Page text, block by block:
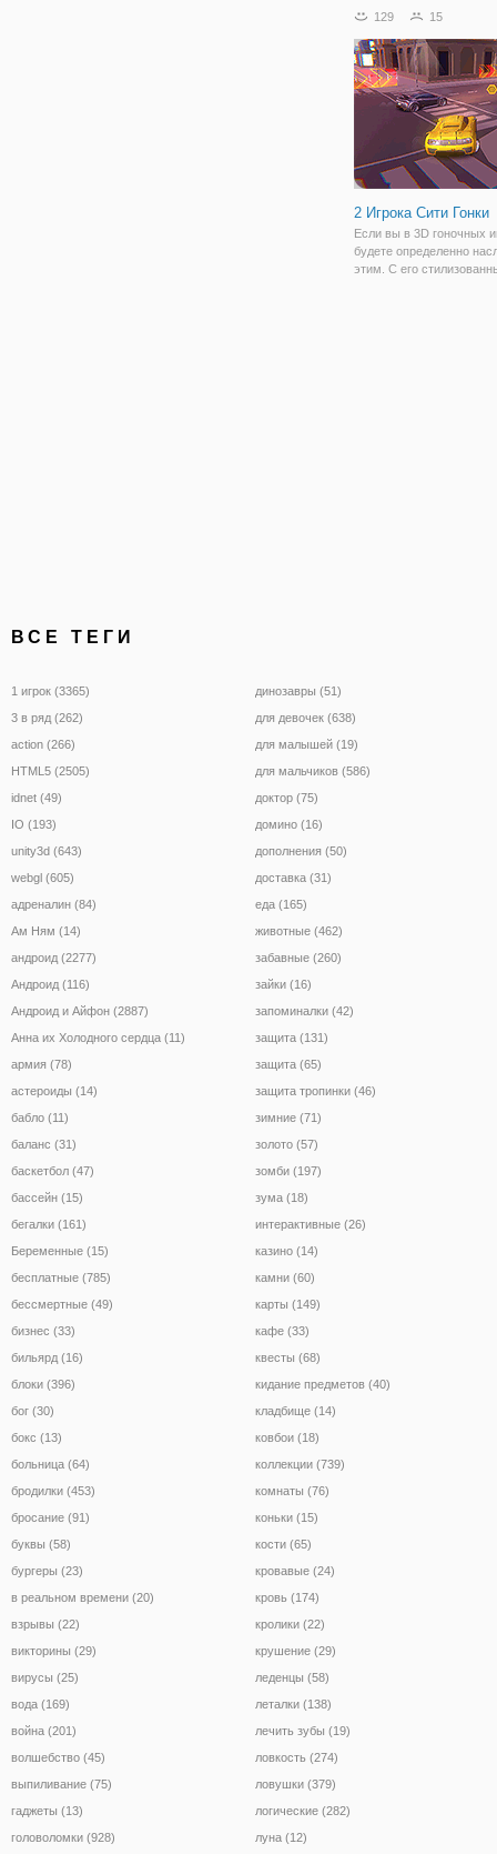
Дрифт" вы получите
впечатляет сама
разработана весьма
129 15
2 Игрока Сити Гонки
Если вы в 3D гоночных
будете определенно
этим. С его
ВСЕ ТЕГИ
1 игрок (3365)
3 в ряд (262)
action (266)
HTML5 (2505)
idnet (49)
IO (193)
unity3d (643)
webgl (605)
адреналин (84)
Ам Ням (14)
андроид (2277)
Андроид (116)
Андроид и Айфон (2887)
Анна их Холодного сердца (11)
армия (78)
астероиды (14)
бабло (11)
баланс (31)
баскетбол (47)
бассейн (15)
бегалки (161)
Беременные (15)
бесплатные (785)
бессмертные (49)
бизнес (33)
бильярд (16)
блоки (396)
бог (30)
бокс (13)
больница (64)
бродилки (453)
бросание (91)
буквы (58)
бургеры (23)
в реальном времени (20)
взрывы (22)
викторины (29)
вирусы (25)
вода (169)
война (201)
волшебство (45)
выпиливание (75)
гаджеты (13)
головоломки (928)
динозавры (51)
для девочек (638)
для малышей (19)
для мальчиков (586)
доктор (75)
домино (16)
дополнения (50)
доставка (31)
еда (165)
животные (462)
забавные (260)
зайки (16)
запоминалки (42)
защита (131)
защита (65)
защита тропинки (46)
зимние (71)
золото (57)
зомби (197)
зума (18)
интерактивные (26)
казино (14)
камни (60)
карты (149)
кафе (33)
квесты (68)
кидание предметов (40)
кладбище (14)
ковбои (18)
коллекции (739)
комнаты (76)
коньки (15)
кости (65)
кровавые (24)
кровь (174)
кролики (22)
крушение (29)
леденцы (58)
леталки (138)
лечить зубы (19)
ловкость (274)
ловушки (379)
логические (282)
луна (12)